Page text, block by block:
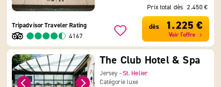
Tripadvisor Traveler Rating
4167
Prix total dès 2.450 €
dès 1.225 €
Voir l'offre
The Club Hotel & Spa
Jersey -St. Helier
Catégorie luxe